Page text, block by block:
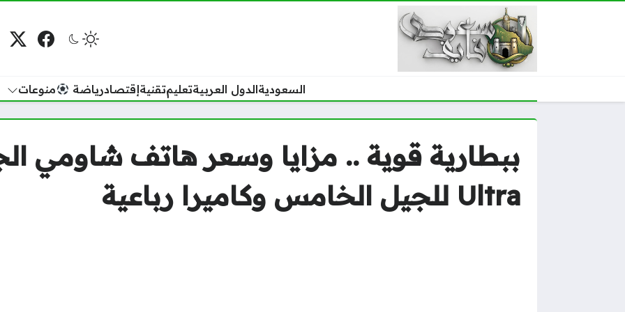
فيسبوك
السعوديةالدول العربيةتعليمتقنيةإقتصادرياضة منوعات
Ultra للجيل الخامس وكاميرا رباعية